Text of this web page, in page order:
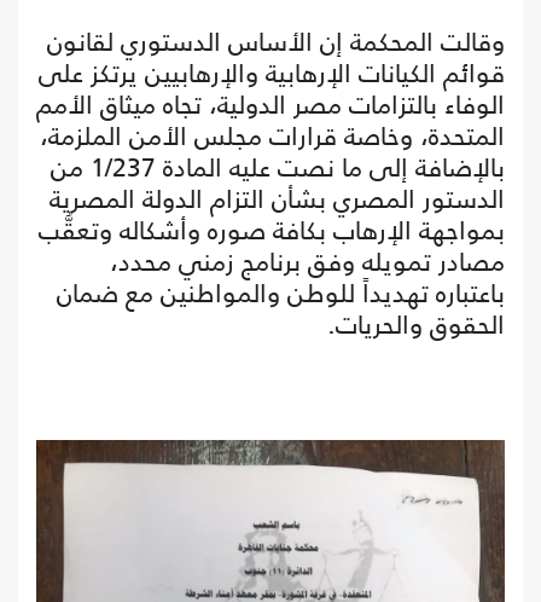
وقالت المحكمة إن الأساس الدستوري لقانون
قوائم الكيانات الإرهابية والإرهابيين يرتكز على
الوفاء بالتزامات مصر الدولية، تجاه ميثاق الأمم
المتحدة، وخاصة قرارات مجلس الأمن الملزمة،
بالإضافة إلى ما نصت عليه المادة 1/237 من
الدستور المصري بشأن التزام الدولة المصرية
بمواجهة الإرهاب بكافة صوره وأشكاله وتعقُّب
مصادر تمويله وفق برنامج زمني محدد،
باعتباره تهديداً للوطن والمواطنين مع ضمان
الحقوق والحريات.